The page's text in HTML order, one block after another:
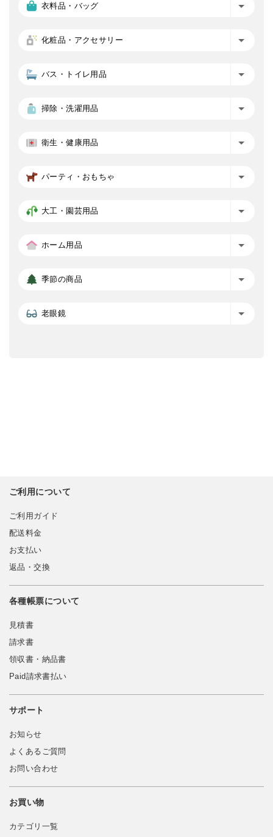
衣料品・バッグ
化粧品・アクセサリー
バス・トイレ用品
掃除・洗濯用品
衛生・健康用品
パーティ・おもちゃ
大工・園芸用品
ホーム用品
季節の商品
老眼鏡
ご利用について
ご利用ガイド
配送料金
お支払い
返品・交換
各種帳票について
見積書
請求書
領収書・納品書
Paid請求書払い
サポート
お知らせ
よくあるご質問
お問い合わせ
お買い物
カテゴリ一覧